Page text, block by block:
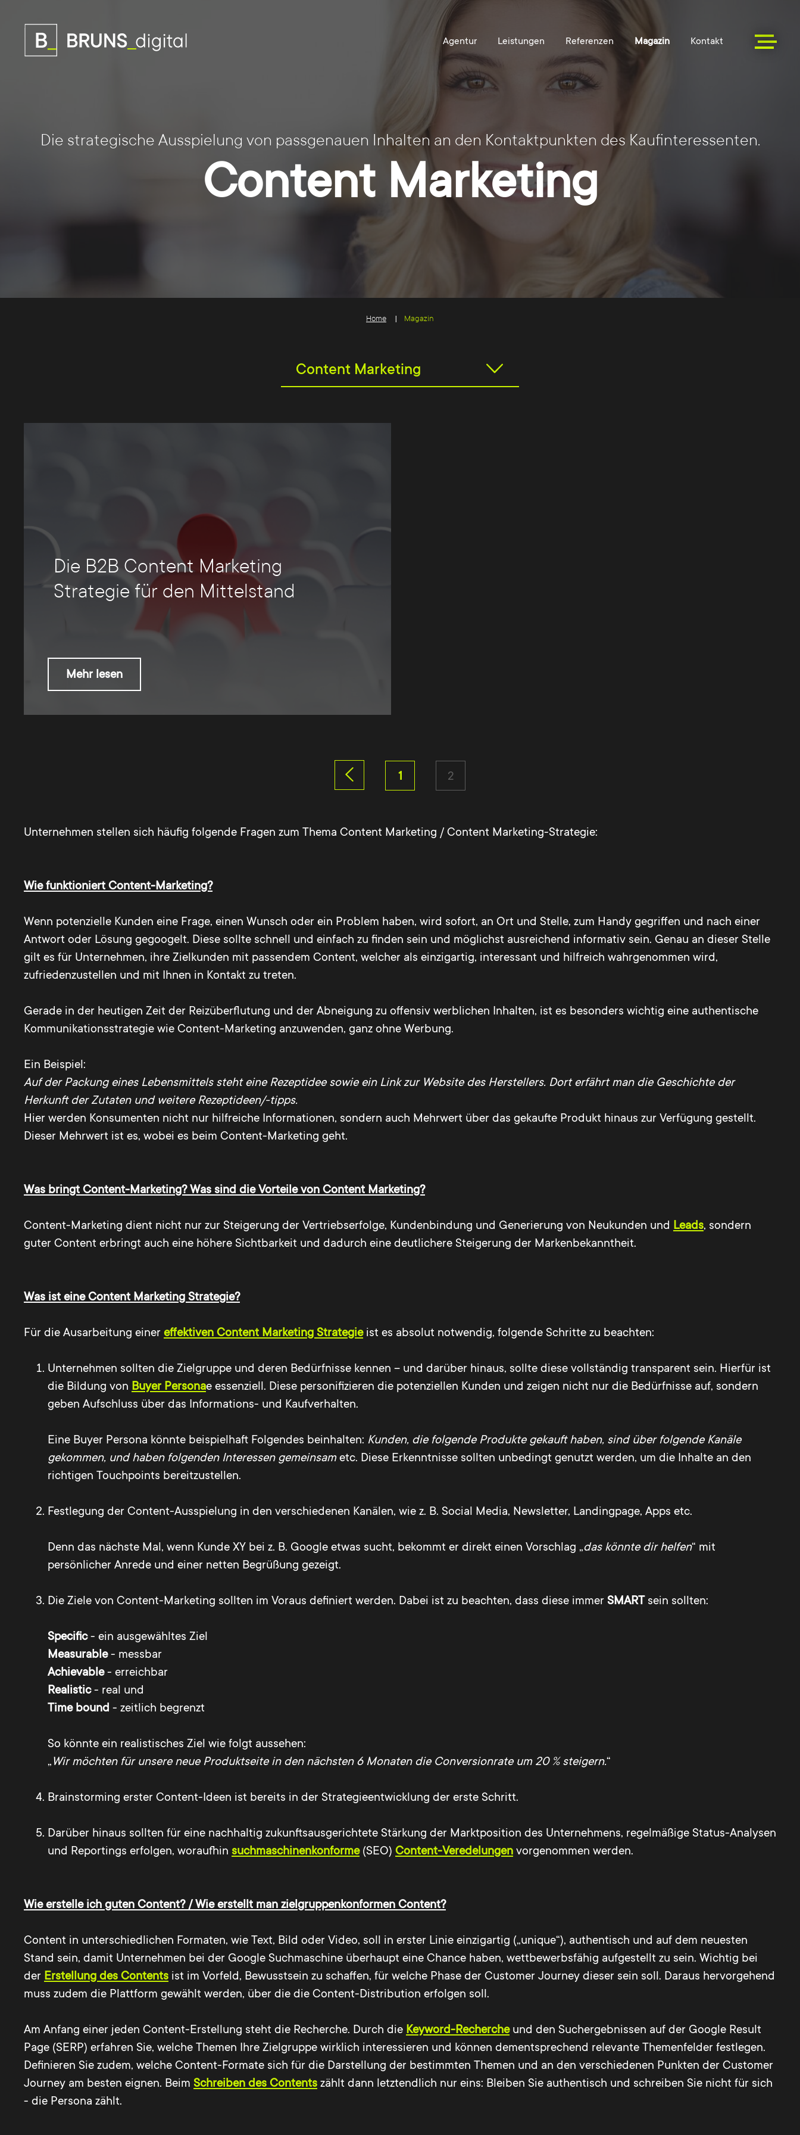
Die strategische Ausspielung von passgenauen Inhalten an den Kontaktpunkten des Kaufinteressenten.
Content Marketing
Home Magazin
Content Marketing
Unternehmen stellen sich häufig folgende Fragen zum Thema Content Marketing / Content Marketing-Strategie:
Wie funktioniert Content-Marketing?
Wenn potenzielle Kunden eine Frage, einen Wunsch oder ein Problem haben, wird sofort, an Ort und Stelle, zum Handy gegriffen und nach einer
Antwort oder Lösung gegoogelt. Diese sollte schnell und einfach zu finden sein und möglichst ausreichend informativ sein. Genau an dieser Stelle
gilt es für Unternehmen, ihre Zielkunden mit passendem Content, welcher als einzigartig, interessant und hilfreich wahrgenommen wird,
zufriedenzustellen und mit Ihnen in Kontakt zu treten.
Gerade in der heutigen Zeit der Reizüberflutung und der Abneigung zu offensiv werblichen Inhalten, ist es besonders wichtig eine authentische
Kommunikationsstrategie wie Content-Marketing anzuwenden, ganz ohne Werbung.
Ein Beispiel:
Auf der Packung eines Lebensmittels steht eine Rezeptidee sowie ein Link zur Website des Herstellers. Dort erfährt man die Geschichte der
Herkunft der Zutaten und weitere Rezeptideen/-tipps.
Hier werden Konsumenten nicht nur hilfreiche Informationen, sondern auch Mehrwert über das gekaufte Produkt hinaus zur Verfügung gestellt.
Dieser Mehrwert ist es, wobei es beim Content-Marketing geht.
Was bringt Content-Marketing? Was sind die Vorteile von Content Marketing?
Content-Marketing dient nicht nur zur Steigerung der Vertriebserfolge, Kundenbindung und Generierung von Neukunden und Leads, sondern
guter Content erbringt auch eine höhere Sichtbarkeit und dadurch eine deutlichere Steigerung der Markenbekanntheit.
Was ist eine Content Marketing Strategie?
Für die Ausarbeitung einer effektiven Content Marketing Strategieist es absolut notwendig, folgende Schritte zu beachten:
Unternehmen sollten die Zielgruppe und deren Bedürfnisse kennen – und darüber hinaus, sollte diese vollständig transparent sein. Hierfür ist
die Bildung von Buyer Personae essenziell. Diese personifizieren die potenziellen Kunden und zeigen nicht nur die Bedürfnisse auf, sondern
geben Aufschluss über das Informations- und Kaufverhalten.
Eine Buyer Persona könnte beispielhaft Folgendes beinhalten: Kunden, die folgende Produkte gekauft haben, sind über folgende Kanäle
gekommen, und haben folgenden Interessen gemeinsametc. Diese Erkenntnisse sollten unbedingt genutzt werden, um die Inhalte an den
richtigen Touchpoints bereitzustellen.
Festlegung der Content-Ausspielung in den verschiedenen Kanälen, wie z. B. Social Media, Newsletter, Landingpage, Apps etc.
Denn das nächste Mal, wenn Kunde XY bei z. B. Google etwas sucht, bekommt er direkt einen Vorschlag „das könnte dir helfen“ mit
persönlicher Anrede und einer netten Begrüßung gezeigt.
Die Ziele von Content-Marketing sollten im Voraus definiert werden. Dabei ist zu beachten, dass diese immer SMARTsein sollten:
Specific- ein ausgewähltes Ziel
Measurable- messbar
Achievable- erreichbar
Realistic- real und
Time bound - zeitlich begrenzt
So könnte ein realistisches Ziel wie folgt aussehen:
„Wir möchten für unsere neue Produktseite in den nächsten 6 Monaten die Conversionrate um 20 % steigern.“
Brainstorming erster Content-Ideen ist bereits in der Strategieentwicklung der erste Schritt.
Darüber hinaus sollten für eine nachhaltig zukunftsausgerichtete Stärkung der Marktposition des Unternehmens, regelmäßige Status-Analysen
und Reportings erfolgen, woraufhin suchmaschinenkonforme(SEO) Content-Veredelungen vorgenommen werden.
Wie erstelle ich guten Content? / Wie erstellt man zielgruppenkonformen Content?
Content in unterschiedlichen Formaten, wie Text, Bild oder Video, soll in erster Linie einzigartig („unique“), authentisch und auf dem neuesten
Stand sein, damit Unternehmen bei der Google Suchmaschine überhaupt eine Chance haben, wettbewerbsfähig aufgestellt zu sein. Wichtig bei
der Erstellung des Contents ist im Vorfeld, Bewusstsein zu schaffen, für welche Phase der Customer Journey dieser sein soll. Daraus hervorgehend
muss zudem die Plattform gewählt werden, über die die Content-Distribution erfolgen soll.
Am Anfang einer jeden Content-Erstellung steht die Recherche. Durch die Keyword-Rechercheund den Suchergebnissen auf der Google Result
Page (SERP) erfahren Sie, welche Themen Ihre Zielgruppe wirklich interessieren und können dementsprechend relevante Themenfelder festlegen.
Definieren Sie zudem, welche Content-Formate sich für die Darstellung der bestimmten Themen und an den verschiedenen Punkten der Customer
Journey am besten eignen. Beim Schreiben des Contents zählt dann letztendlich nur eins: Bleiben Sie authentisch und schreiben Sie nicht für sich
- die Persona zählt.
Die B2B Content Marketing
Strategie für den Mittelstand
Mehr lesen
1 2